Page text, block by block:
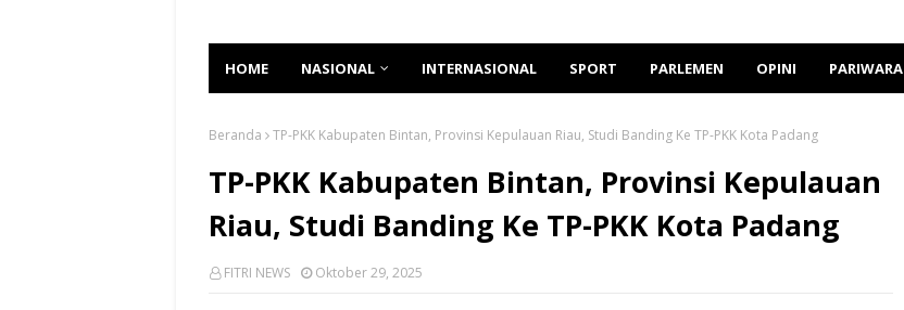
HOME NASIONAL INTERNASIONAL SPORT PARLEMEN OPINI PARIWARA
Beranda TP-PKK Kabupaten Bintan, Provinsi Kepulauan Riau, Studi Banding Ke TP-PKK Kota Padang
TP-PKK Kabupaten Bintan, Provinsi Kepulauan
Riau, Studi Banding Ke TP-PKK Kota Padang
FITRI NEWS Oktober 29, 2025